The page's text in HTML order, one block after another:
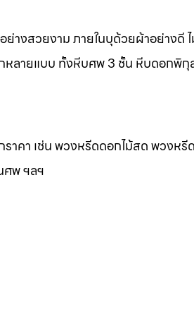
างสวยงาม ภายในบุด้วยผ้าอย่างดี
หลายแบบ ทั้งหีบศพ 3 ชั้น หีบดอกพิ
าคา เช่น พวงหรีดดอกไม้สด พวงห
ศพ ฯลฯ